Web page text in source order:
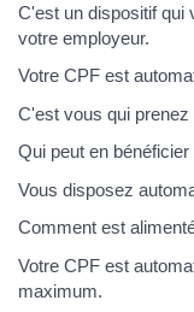
C'est un dispositif qui
votre employeur.
Votre CPF est
C'est vous qui
Qui peut en bénéficier
Vous disposez
Comment est
Votre CPF est
maximum.